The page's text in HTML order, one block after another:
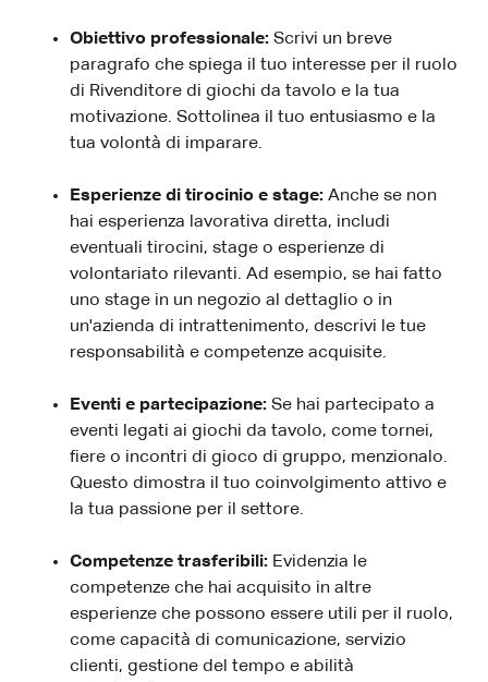
Obiettivo professionale: Scrivi un breve
paragrafo che spiega il tuo interesse per il ruolo
di Rivenditore di giochi da tavolo e la tua
motivazione. Sottolinea il tuo entusiasmo e la
tua volontà di imparare.
Esperienze di tirocinio e stage: Anche se non
hai esperienza lavorativa diretta, includi
eventuali tirocini, stage o esperienze di
volontariato rilevanti. Ad esempio, se hai fatto
uno stage in un negozio al dettaglio o in
un'azienda di intrattenimento, descrivi le tue
responsabilità e competenze acquisite.
Eventi e partecipazione: Se hai partecipato a
eventi legati ai giochi da tavolo, come tornei,
fiere o incontri di gioco di gruppo, menzionalo.
Questo dimostra il tuo coinvolgimento attivo e
la tua passione per il settore.
Competenze trasferibili: Evidenzia le
competenze che hai acquisito in altre
esperienze che possono essere utili per il ruolo,
come capacità di comunicazione, servizio
clienti, gestione del tempo e abilità